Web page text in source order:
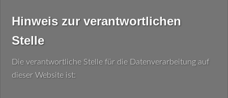
Hinweis zur verantwortlichen
Stelle
Die verantwortliche Stelle für die Datenverarbeitung auf
dieser Website ist: